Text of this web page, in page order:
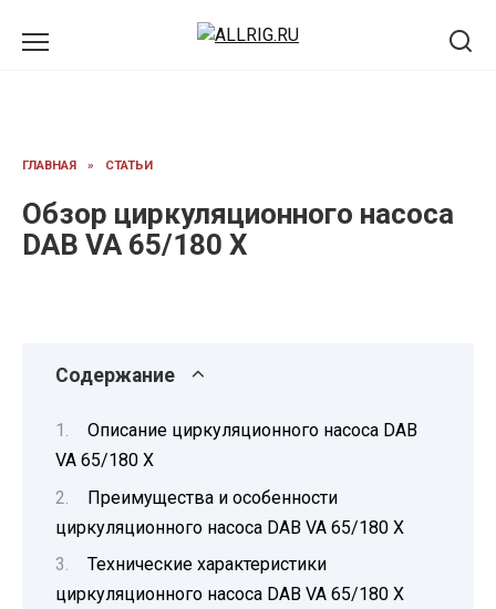
ГЛАВНАЯ » СТАТЬИ
Обзор циркуляционного насоса
DAB VA 65/180 X
Содержание
Описание циркуляционного насоса DAB
VA 65/180 X
Преимущества и особенности
циркуляционного насоса DAB VA 65/180 X
Технические характеристики
циркуляционного насоса DAB VA 65/180 X